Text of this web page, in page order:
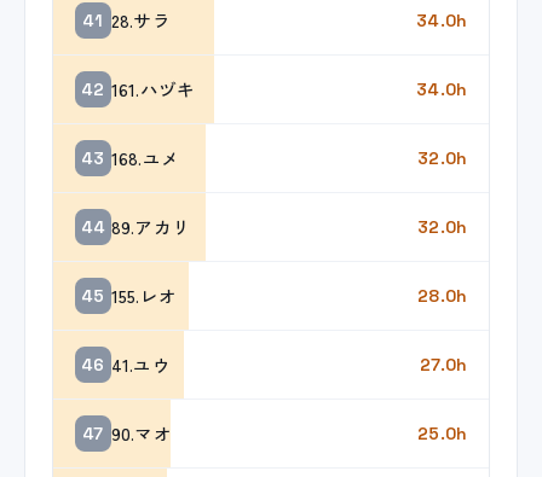
41 28.サラ 34.0h
42 161.ハヅキ 34.0h
43 168.ユメ 32.0h
44 89.アカリ 32.0h
45 155.レオ 28.0h
46 41.ユウ 27.0h
47 90.マオ 25.0h